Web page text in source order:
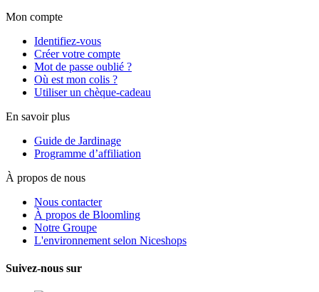
Mon compte
Identifiez-vous
Créer votre compte
Mot de passe oublié ?
Où est mon colis ?
Utiliser un chèque-cadeau
En savoir plus
Guide de Jardinage
Programme d’affiliation
À propos de nous
Nous contacter
À propos de Bloomling
Notre Groupe
L'environnement selon Niceshops
Suivez-nous sur